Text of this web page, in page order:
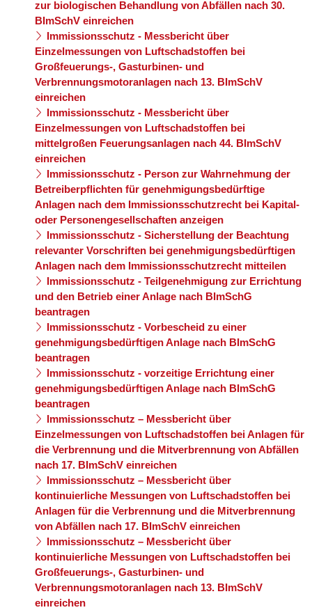
zur biologischen Behandlung von Abfällen nach 30.
BImSchV einreichen
Immissionsschutz - Messbericht über
Einzelmessungen von Luftschadstoffen bei
Großfeuerungs-, Gasturbinen- und
Verbrennungsmotoranlagen nach 13. BImSchV
einreichen
Immissionsschutz - Messbericht über
Einzelmessungen von Luftschadstoffen bei
mittelgroßen Feuerungsanlagen nach 44. BImSchV
einreichen
Immissionsschutz - Person zur Wahrnehmung der
Betreiberpflichten für genehmigungsbedürftige
Anlagen nach dem Immissionsschutzrecht bei Kapital-
oder Personengesellschaften anzeigen
Immissionsschutz - Sicherstellung der Beachtung
relevanter Vorschriften bei genehmigungsbedürftigen
Anlagen nach dem Immissionsschutzrecht mitteilen
Immissionsschutz - Teilgenehmigung zur Errichtung
und den Betrieb einer Anlage nach BImSchG
beantragen
Immissionsschutz - Vorbescheid zu einer
genehmigungsbedürftigen Anlage nach BImSchG
beantragen
Immissionsschutz - vorzeitige Errichtung einer
genehmigungsbedürftigen Anlage nach BImSchG
beantragen
Immissionsschutz – Messbericht über
Einzelmessungen von Luftschadstoffen bei Anlagen für
die Verbrennung und die Mitverbrennung von Abfällen
nach 17. BImSchV einreichen
Immissionsschutz – Messbericht über
kontinuierliche Messungen von Luftschadstoffen bei
Anlagen für die Verbrennung und die Mitverbrennung
von Abfällen nach 17. BImSchV einreichen
Immissionsschutz – Messbericht über
kontinuierliche Messungen von Luftschadstoffen bei
Großfeuerungs-, Gasturbinen- und
Verbrennungsmotoranlagen nach 13. BImSchV
einreichen